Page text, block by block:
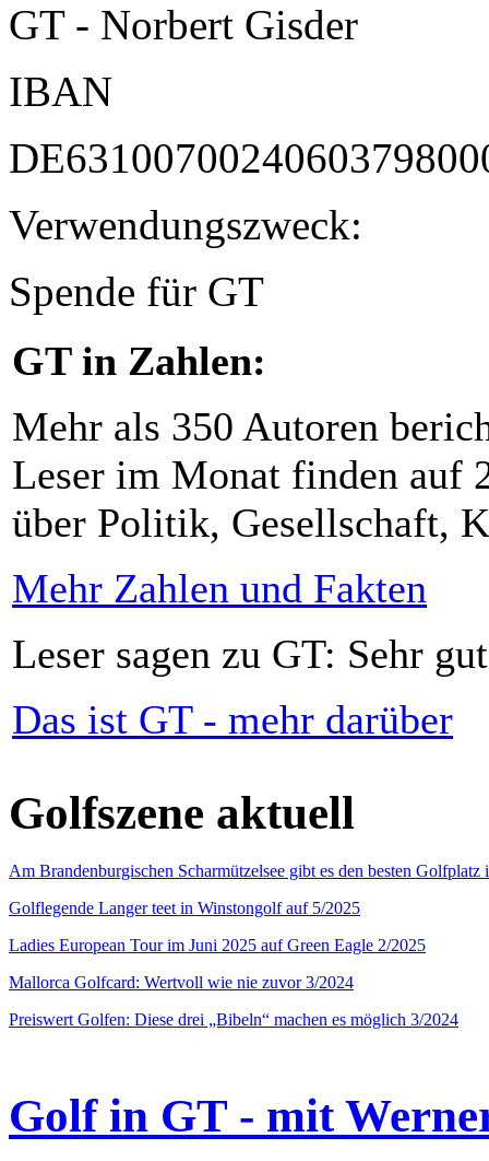
GT - Norbert Gisder
IBAN
Verwendungszweck:
Spende für GT
GT in Zahlen:
Mehr als 350 Autoren
Leser im Monat finden auf
über Politik, Gesellschaft,
Mehr Zahlen und Fakten
Leser sagen zu GT: Sehr
Das ist GT - mehr darüber
Golfszene aktuell
Am Brandenburgischen Scharmützelsee gibt es den besten
Golflegende Langer teet in Winstongolf auf 5/2025
Ladies European Tour im Juni 2025 auf Green Eagle 2/2025
Mallorca Golfcard: Wertvoll wie nie zuvor 3/2024
Preiswert Golfen: Diese drei „Bibeln“ machen es möglich 3/2024
Golf in GT - mit